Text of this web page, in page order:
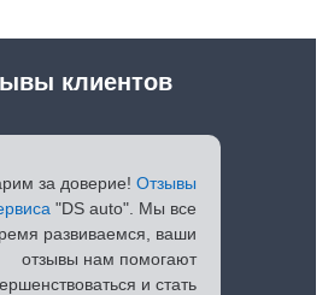
за доверие! Отзывы
"DS auto". Мы все
развиваемся, ваши
отзывы нам помогают
и стать
клиентов